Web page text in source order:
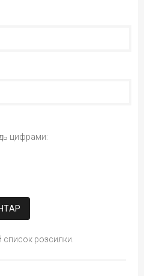
цифрами:
список розсилки.